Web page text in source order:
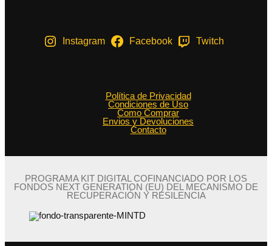
Instagram Facebook Twitch
Política de Privacidad
Condiciones de Uso
Como Comprar
Envios y Devoluciones
Contacto
PROGRAMA KIT DIGITAL COFINANCIADO POR LOS
FONDOS NEXT GENERATION (EU) DEL MECANISMO DE
RECUPERACIÓN Y RESILENCIA